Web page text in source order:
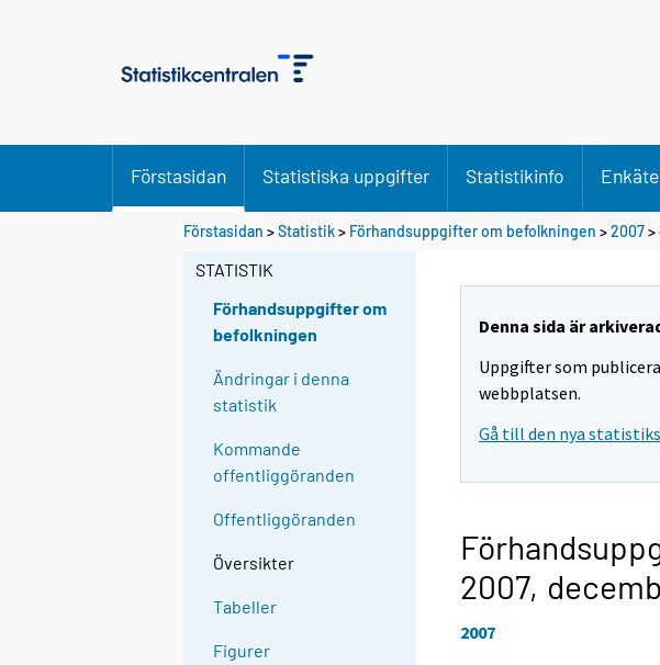
Förstasidan Statistiska uppgifter Statistikinfo
Förstasidan >Statistik> Förhandsuppgifter om befolkningen >2007>
STATISTIK
Förhandsuppgifter om
befolkningen
Ändringar i denna
statistik
Kommande
offentliggöranden
Offentliggöranden
Översikter
Tabeller
Figurer
Denna sida är
Uppgifter som
webbplatsen.
Gå till den nya
2007,
2007